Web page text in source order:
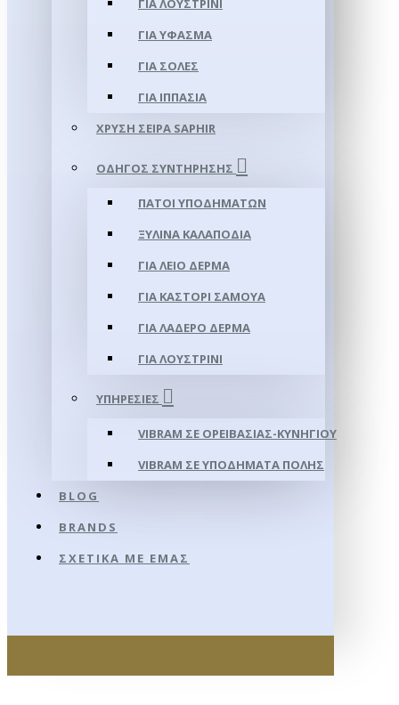
ΓΙΑ ΛΟΥΣΤΡΊΝΙ
ΓΙΑ ΥΦΑΣΜΑ
ΓΙΑ ΣΌΛΕΣ
ΓΙΑ ΙΠΠΑΣΊΑ
ΧΡΥΣΉ ΣΕΙΡΆ SAPHIR
ΟΔΗΓΌΣ ΣΥΝΤΉΡΗΣΗΣ
ΠΆΤΟΙ ΥΠΟΔΗΜΆΤΩΝ
ΞΎΛΙΝΑ ΚΑΛΑΠΌΔΙΑ
ΓΙΑ ΛΕΊΟ ΔΈΡΜΑ
ΓΙΑ ΚΑΣΤΌΡΙ ΣΑΜΟΎΑ
ΓΙΑ ΛΑΔΕΡΌ ΔΈΡΜΑ
ΓΙΑ ΛΟΥΣΤΡΊΝΙ
ΥΠΗΡΕΣΊΕΣ
VIBRAM ΣΕ ΟΡΕΙΒΑΣΊΑΣ-ΚΥΝΗΓΊΟΥ
VIBRAM ΣΕ ΥΠΟΔΉΜΑΤΑ ΠΌΛΗΣ
BLOG
BRANDS
ΣΧΕΤΙΚΆ ΜΕ ΕΜΆΣ